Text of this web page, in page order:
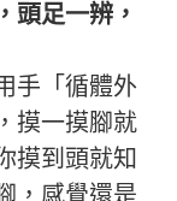
頭足一辨，
手「循體外
摸一摸腳就
摸到頭就知
，感覺還是